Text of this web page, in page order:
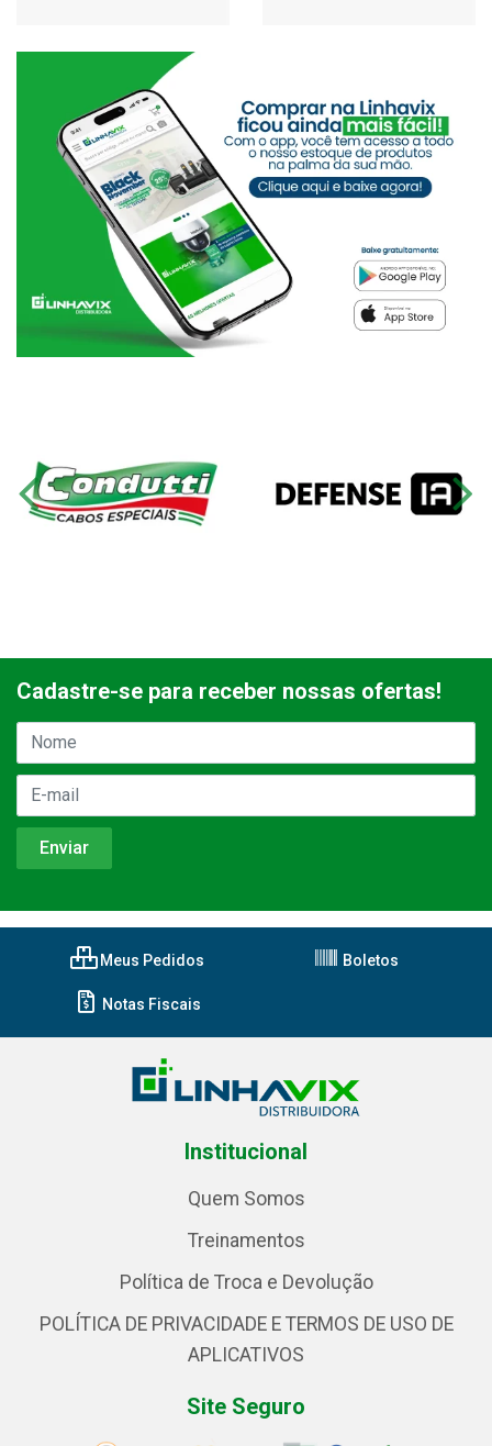
Cadastre-se para receber nossas ofertas!
Meus Pedidos Boletos
Notas Fiscais
Institucional
Quem Somos
Treinamentos
Política de Troca e Devolução
POLÍTICA DE PRIVACIDADE E TERMOS DE USO DE
APLICATIVOS
Site Seguro